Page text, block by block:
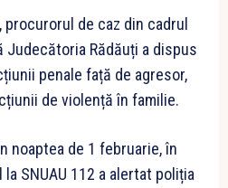
procurorul de caz din cadrul
Judecătoria Rădăuți a dispus
penale față de agresor,
de violență în familie.
noaptea de 1 februarie, în
SNUAU 112 a alertat poliția